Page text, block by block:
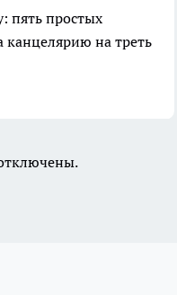
пять простых
канцелярию на треть